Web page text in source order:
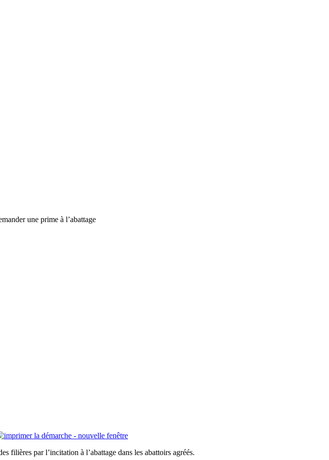
une prime à l’abattage
filières par l’incitation à l’abattage dans les abattoirs agréés.